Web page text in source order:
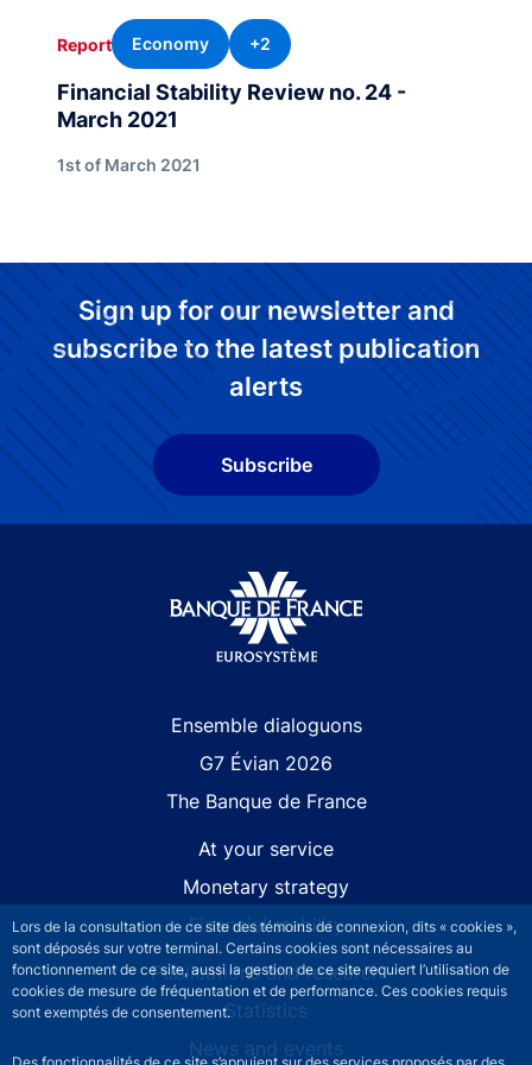
Lors de la consultation de ce site des témoins de connexion, dits « cookies »,
sont déposés sur votre terminal. Certains cookies sont nécessaires au
fonctionnement de ce site, aussi la gestion de ce site requiert l’utilisation de
cookies de mesure de fréquentation et de performance. Ces cookies requis
sont exemptés de consentement.
Financial Stability Review no. 24 -
March 2021
Report Economy +2
1st of March 2021
Sign up for our newsletter and
subscribe to the latest publication
alerts
Subscribe
Ensemble dialoguons
G7 Évian 2026
The Banque de France
At your service
Monetary strategy
Financial stability
Publications and research
Statistics
News and events